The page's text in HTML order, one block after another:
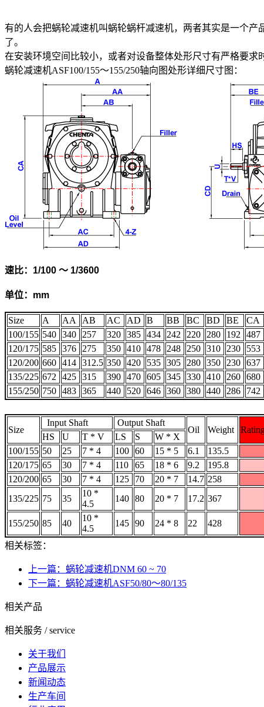
有的人会把蜗轮减速机叫蜗轮蜗杆减速机，两者其实是一个
了。
在安装环境空间比较小，或者对设备整体处形尺寸有严格要求
蜗轮减速机ASF100/155～155/250轴向图处形详细尺寸图：
速比：1/100 ～ 1/3600
单位：mm
Size A AA AB AC AD B BB BC BD BE CA
100/155 540 340 257 320 385 434 242 220 280 192 487
120/175 585 376 275 350 410 478 248 250 310 230 553
120/200 660 414 312.5 350 420 535 305 280 350 230 637
135/225 672 425 315 390 470 605 345 330 410 260 680
155/250 750 483 365 440 520 646 360 380 440 286 742
Size
Input Shaft Output Shaft
Oil Weight
HS
U T * V LS S W * X
100/155 50 25 7 * 4 100 60 15 * 5 6.1
135.5
120/175 65 30 7 * 4 110 65 18 * 6 9.2
195.8
120/200 65 30 7 * 4 125 70 20 * 7 14.7 258
135/225 75 35
10 *
4.5
140 80 20 * 7 17.2 367
155/250 85 40
10 *
4.5
145 90 24 * 8 22 428
相关标签：
上一篇：蜗轮减速机DNM 60 ~ 70
下一篇：蜗轮减速机ASF50/80～80/135
相关产品
相关服务 / service
关于我们
产品展示
新闻动态
生产车间